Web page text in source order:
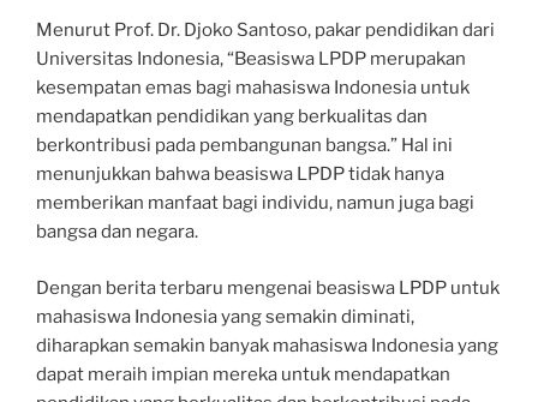
Menurut Prof. Dr. Djoko Santoso, pakar pendidikan dari
Universitas Indonesia, “Beasiswa LPDP merupakan
kesempatan emas bagi mahasiswa Indonesia untuk
mendapatkan pendidikan yang berkualitas dan
berkontribusi pada pembangunan bangsa.” Hal ini
menunjukkan bahwa beasiswa LPDP tidak hanya
memberikan manfaat bagi individu, namun juga bagi
bangsa dan negara.
Dengan berita terbaru mengenai beasiswa LPDP untuk
mahasiswa Indonesia yang semakin diminati,
diharapkan semakin banyak mahasiswa Indonesia yang
dapat meraih impian mereka untuk mendapatkan